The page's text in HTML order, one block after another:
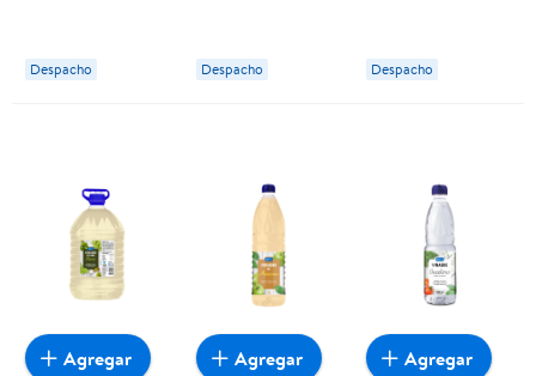
Despacho Despacho Despacho
Agregar Agregar Agregar